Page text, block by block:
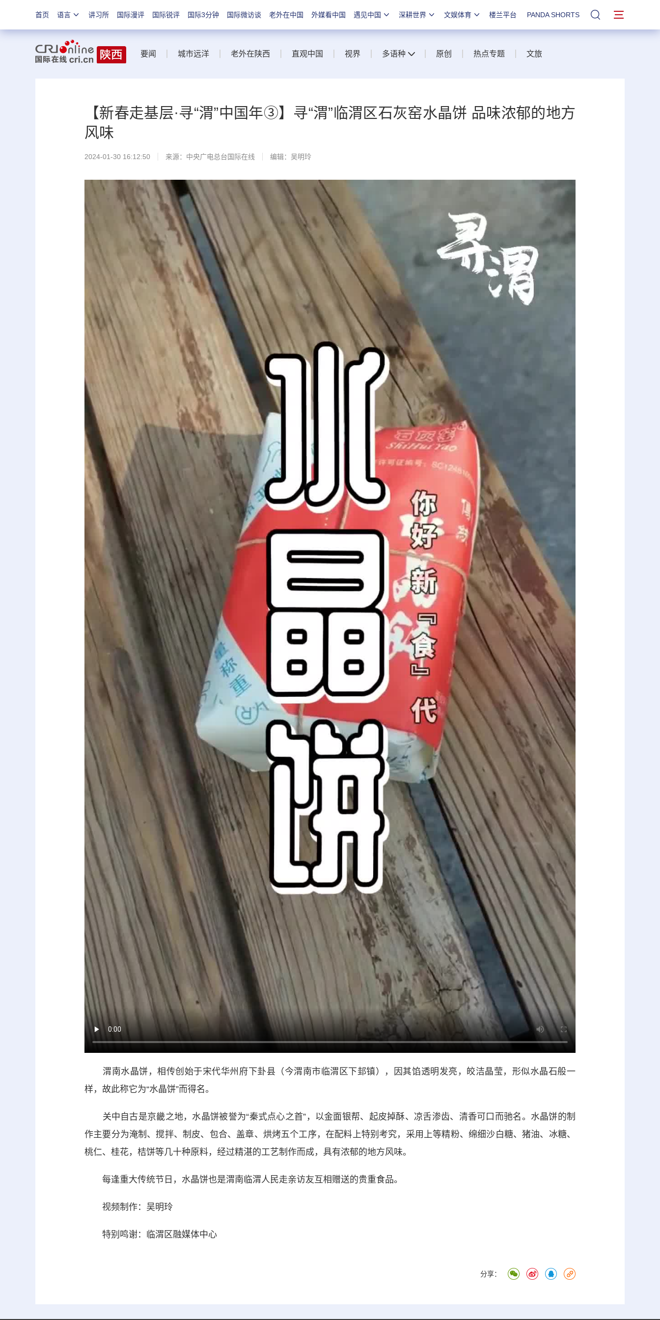
首页 语言 讲习所 国际漫评 国际锐评 国际3分钟 国际微访谈 老外在中国 外媒看中国 遇见中国 深耕世界 文娱体育 楼兰平台 PANDA SHORTS 站内搜索
要闻 城市远洋 老外在陕西 直观中国 视界 多语种 原创 热点专题 文旅
【新春走基层·寻“渭”中国年③】寻“渭”临渭区石灰窑水晶饼 品味浓郁的地方
风味
2024-01-30 16:12:50 来源：中央广电总台国际在线 编辑：吴明玲
渭南水晶饼，相传创始于宋代华州府下卦县（今渭南市临渭区下邽镇），因其馅透明发亮，皎洁晶莹，形似水晶石般一
样，故此称它为“水晶饼”而得名。
关中自古是京畿之地，水晶饼被誉为“秦式点心之首”，以金面银帮、起皮掉酥、凉舌渗齿、清香可口而驰名。水晶饼的制
作主要分为淹制、搅拌、制皮、包合、盖章、烘烤五个工序，在配料上特别考究，采用上等精粉、绵细沙白糖、猪油、冰糖、
桃仁、桂花，桔饼等几十种原料，经过精湛的工艺制作而成，具有浓郁的地方风味。
每逢重大传统节日，水晶饼也是渭南临渭人民走亲访友互相赠送的贵重食品。
视频制作：吴明玲
特别鸣谢：临渭区融媒体中心
分享：